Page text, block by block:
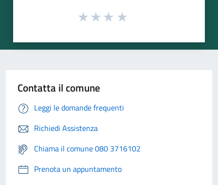
Contatta il comune
Leggi le domande frequenti
Richiedi Assistenza
Chiama il comune 080 3716102
Prenota un appuntamento